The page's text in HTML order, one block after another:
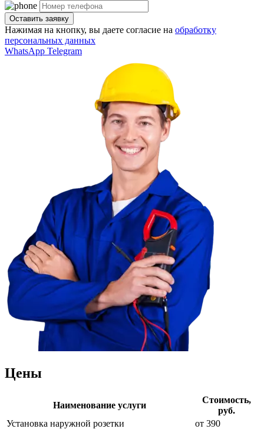
Нажимая на кнопку, вы даете согласие на обработку
персональных данных
WhatsApp Telegram
Цены
Наименование услуги
Стоимость,
руб.
Установка наружной розетки
от 390